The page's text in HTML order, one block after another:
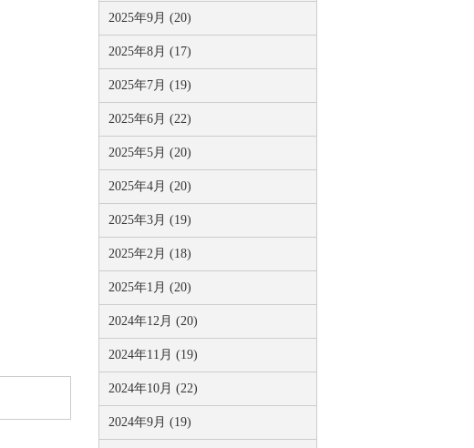
2025年9月 (20)
2025年8月 (17)
2025年7月 (19)
2025年6月 (22)
2025年5月 (20)
2025年4月 (20)
2025年3月 (19)
2025年2月 (18)
2025年1月 (20)
2024年12月 (20)
2024年11月 (19)
2024年10月 (22)
2024年9月 (19)